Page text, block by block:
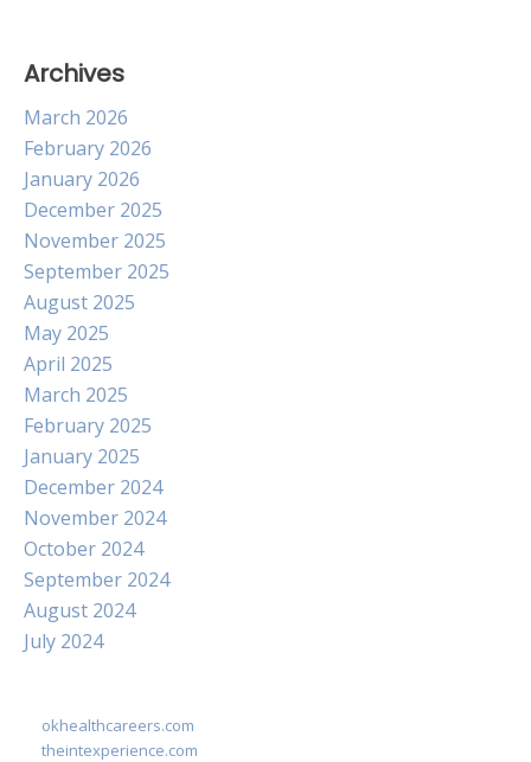
Archives
March 2026
February 2026
January 2026
December 2025
November 2025
September 2025
August 2025
May 2025
April 2025
March 2025
February 2025
January 2025
December 2024
November 2024
October 2024
September 2024
August 2024
July 2024
okhealthcareers.com
theintexperience.com